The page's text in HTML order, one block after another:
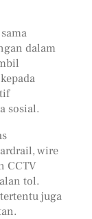
dalam
sosial.
wire
CCTV
tol.
juga